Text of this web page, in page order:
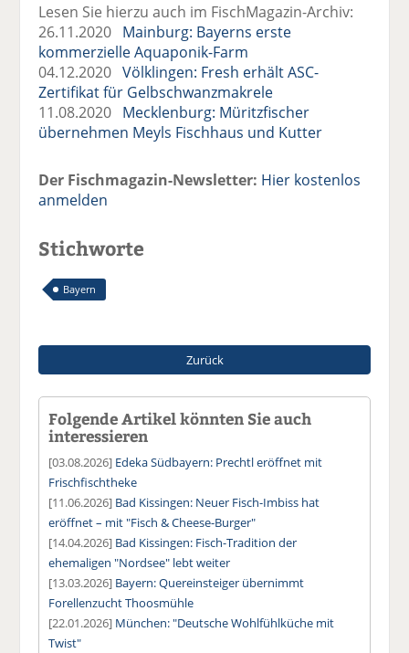
Lesen Sie hierzu auch im FischMagazin-Archiv:
26.11.2020 Mainburg: Bayerns erste
kommerzielle Aquaponik-Farm
04.12.2020Völklingen: Fresh erhält ASC-
Zertifikat für Gelbschwanzmakrele
11.08.2020 Mecklenburg: Müritzfischer
übernehmen Meyls Fischhaus und Kutter
Der Fischmagazin-Newsletter: Hier kostenlos
anmelden
Stichworte
Bayern
Zurück
Folgende Artikel könnten Sie auch
interessieren
[03.08.2026] Edeka Südbayern: Prechtl eröffnet mit
Frischfischtheke
[11.06.2026] Bad Kissingen: Neuer Fisch-Imbiss hat
eröffnet – mit "Fisch & Cheese-Burger"
[14.04.2026] Bad Kissingen: Fisch-Tradition der
ehemaligen "Nordsee" lebt weiter
[13.03.2026] Bayern: Quereinsteiger übernimmt
Forellenzucht Thoosmühle
[22.01.2026] München: "Deutsche Wohlfühlküche mit
Twist"